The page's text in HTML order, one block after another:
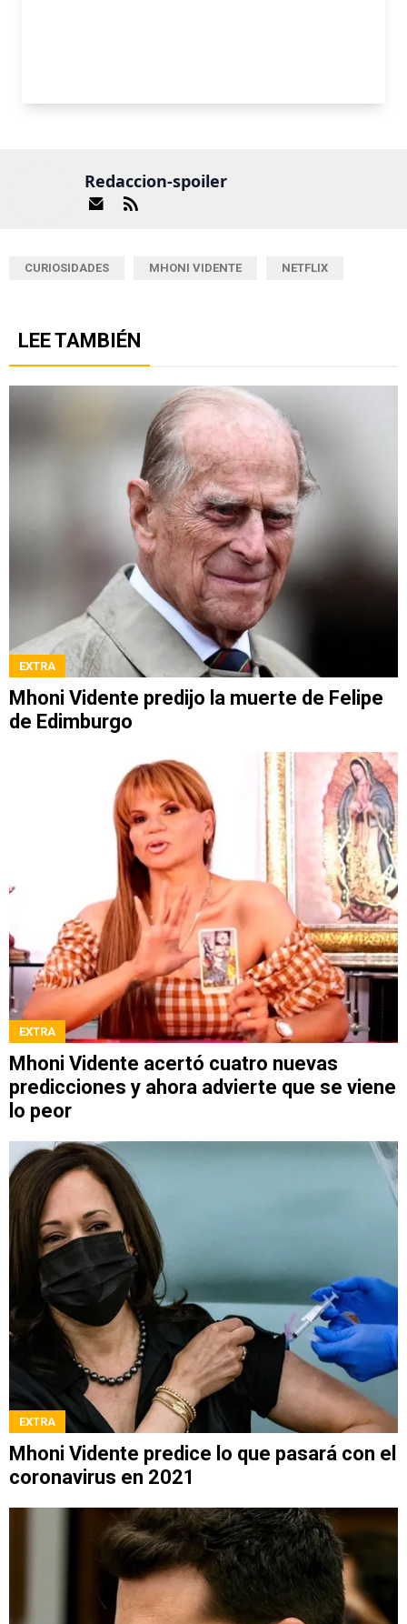
Redaccion-spoiler
CURIOSIDADES MHONI VIDENTE NETFLIX
LEE TAMBIÉN
EXTRA
Mhoni Vidente predijo la muerte de Felipe
de Edimburgo
EXTRA
Mhoni Vidente acertó cuatro nuevas
predicciones y ahora advierte que se viene
lo peor
EXTRA
Mhoni Vidente predice lo que pasará con el
coronavirus en 2021